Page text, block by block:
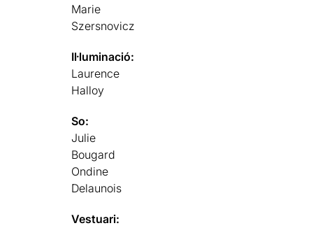
Marie
Szersnovicz
Il·luminació:
Laurence
Halloy
So:
Julie
Bougard
Ondine
Delaunois
Vestuari: